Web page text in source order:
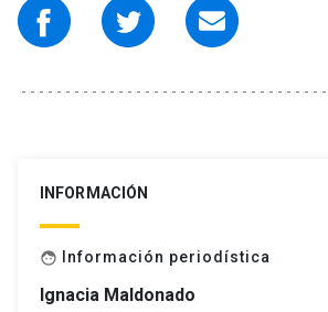
INFORMACIÓN
face Información periodística
Ignacia Maldonado